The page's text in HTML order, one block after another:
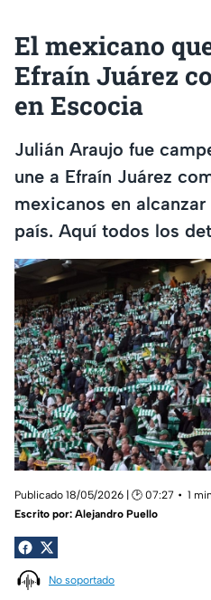
El mexicano
Efraín Juárez
en Escocia
Julián Araujo fue
une a Efraín Juárez
mexicanos en
país. Aquí todos los
Publicado 18/05/2026 | 🕑 07:27
1
Escrito por: Alejandro Puello
No soportado